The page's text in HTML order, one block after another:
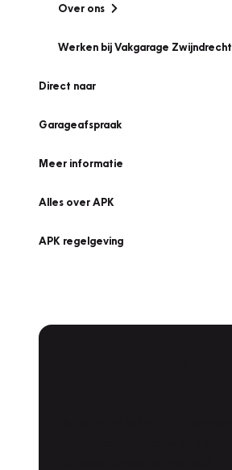
Over ons
Werken bij Vakgarage Zwijndrecht
Direct naar
Garageafspraak
Meer informatie
Alles over APK
APK regelgeving